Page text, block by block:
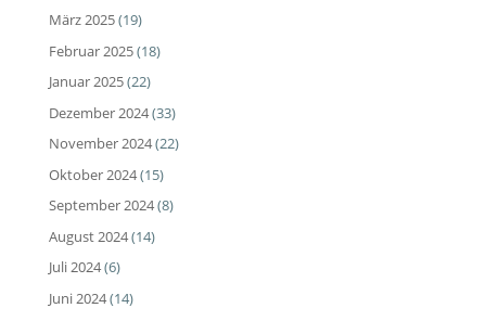
März 2025(19)
Februar 2025(18)
Januar 2025(22)
Dezember 2024(33)
November 2024(22)
Oktober 2024(15)
September 2024(8)
August 2024(14)
Juli 2024(6)
Juni 2024(14)